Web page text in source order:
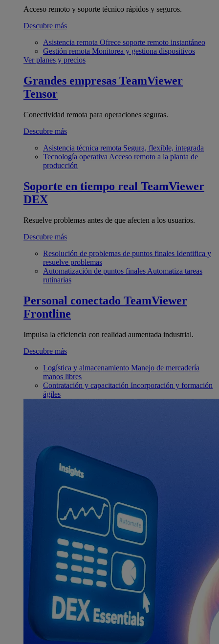
Acceso remoto y soporte técnico rápidos y seguros.
Descubre más
Asistencia remota Ofrece soporte remoto instantáneo
Gestión remota Monitorea y gestiona dispositivos
Ver planes y precios
Grandes empresas TeamViewer
Tensor
Conectividad remota para operaciones seguras.
Descubre más
Asistencia técnica remota Segura, flexible, integrada
Tecnología operativa Acceso remoto a la planta de
producción
Soporte en tiempo real TeamViewer
DEX
Resuelve problemas antes de que afecten a los usuarios.
Descubre más
Resolución de problemas de puntos finales Identifica y
resuelve problemas
Automatización de puntos finales Automatiza tareas
rutinarias
Personal conectado TeamViewer
Frontline
Impulsa la eficiencia con realidad aumentada industrial.
Descubre más
Logística y almacenamiento Manejo de mercadería
manos libres
Contratación y capacitación Incorporación y formación
ágiles